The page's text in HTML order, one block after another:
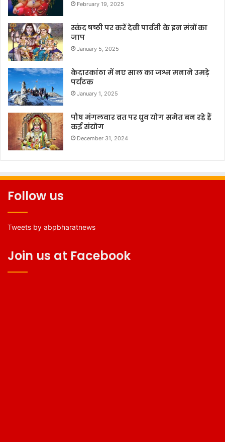
February 19, 2025
स्कंद षष्ठी पर करें देवी पार्वती के इन मंत्रों का
जाप
January 5, 2025
केदारकांठा में नए साल का जश्न मनाने उमड़े
पर्यटक
January 1, 2025
पौष मंगलवार व्रत पर ध्रुव योग समेत बन रहे हैं
कई संयोग
December 31, 2024
Follow us
Tweets by abpbharatnews
Join us at Facebook